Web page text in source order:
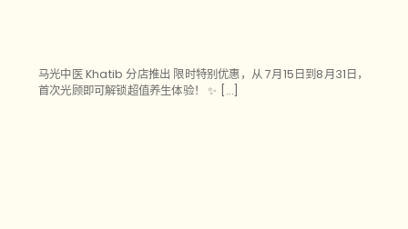
马光中医 Khatib 分店推出 限时特别优惠，从 7月15日到8月31日，
首次光顾即可解锁超值养生体验！ ✨ […]